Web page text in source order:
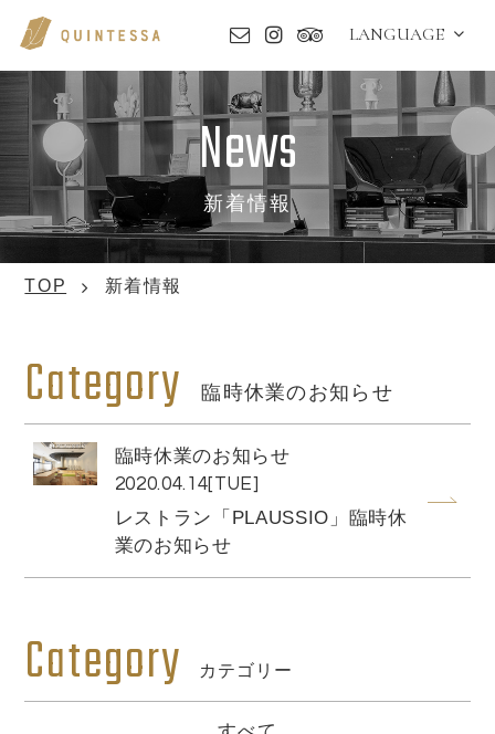
LANGUAGE
News
新着情報
TOP 新着情報
Category 臨時休業のお知らせ
臨時休業のお知らせ
2020.04.14[TUE]
レストラン「PLAUSSIO」臨時休
業のお知らせ
Category カテゴリー